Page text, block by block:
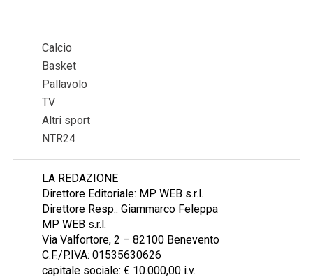
Calcio
Basket
Pallavolo
TV
Altri sport
NTR24
LA REDAZIONE
Direttore Editoriale: MP WEB s.r.l.
Direttore Resp.: Giammarco Feleppa
MP WEB s.r.l.
Via Valfortore, 2 – 82100 Benevento
C.F./P.IVA: 01535630626
capitale sociale: € 10.000,00 i.v.